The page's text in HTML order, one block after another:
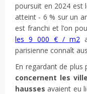
poursuit en 2024 est
atteint - 6 % sur un
est franchi et l’on
les 9 000 € / m2
parisienne connaît
En regardant de plus
concernent les
hausses avaient eu